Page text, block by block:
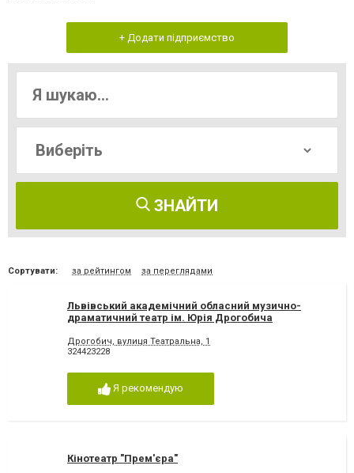
+ Додати підприємство
ЗНАЙТИ
Сортувати: за рейтингом за переглядами
Львівський академічний обласний музично-
драматичний театр ім. Юрія Дрогобича
Дрогобич, вулиця Театральна, 1
324423228
Я рекомендую
Кінотеатр "Прем'єра"